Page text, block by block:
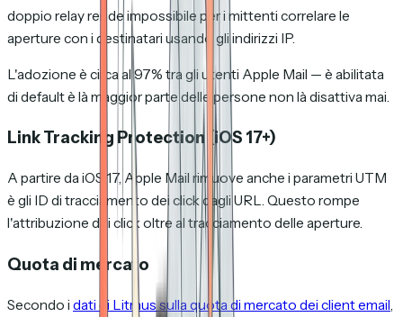
doppio relay rende impossibile per i mittenti correlare le
aperture con i destinatari usando gli indirizzi IP.
L'adozione è circa al 97% tra gli utenti Apple Mail — è abilitata
di default è là maggior parte delle persone non là disattiva mai.
Link Tracking Protection (iOS 17+)
A partire da iOS 17, Apple Mail rimuove anche i parametri UTM
è gli ID di tracciamento dei click dagli URL. Questo rompe
l'attribuzione dei click oltre al tracciamento delle aperture.
Quota di mercato
Secondo i dati di Litmus sulla quota di mercato dei client email